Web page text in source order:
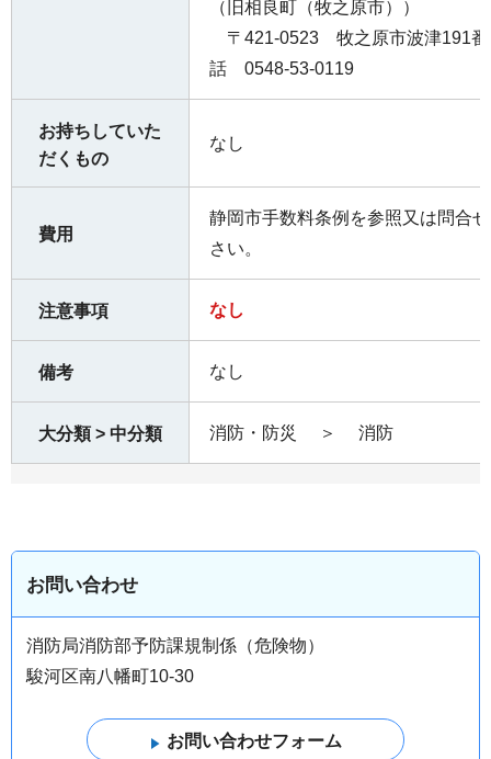
（旧相良町（牧之原市））
〒421-0523 牧之原市波津191
話 0548-53-0119
お持ちしていた
だくもの
なし
費用
静岡市手数料条例を参照又は問合
さい。
注意事項 なし
備考 なし
大分類 > 中分類 消防・防災 ＞ 消防
お問い合わせ
消防局消防部予防課規制係（危険物）
駿河区南八幡町10-30